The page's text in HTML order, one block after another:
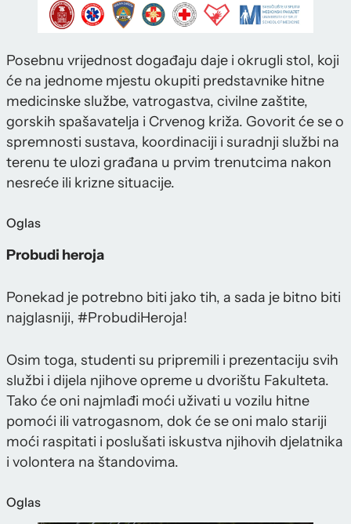
Posebnu vrijednost događaju daje i okrugli stol, koji
će na jednome mjestu okupiti predstavnike hitne
medicinske službe, vatrogastva, civilne zaštite,
gorskih spašavatelja i Crvenog križa. Govorit će se o
spremnosti sustava, koordinaciji i suradnji službi na
terenu te ulozi građana u prvim trenutcima nakon
nesreće ili krizne situacije.
Oglas
Probudi heroja
Ponekad je potrebno biti jako tih, a sada je bitno biti
najglasniji, #ProbudiHeroja!
Osim toga, studenti su pripremili i prezentaciju svih
službi i dijela njihove opreme u dvorištu Fakulteta.
Tako će oni najmlađi moći uživati u vozilu hitne
pomoći ili vatrogasnom, dok će se oni malo stariji
moći raspitati i poslušati iskustva njihovih djelatnika
i volontera na štandovima.
Oglas